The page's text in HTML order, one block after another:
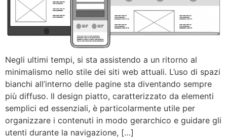
Negli ultimi tempi, si sta assistendo a un ritorno al
minimalismo nello stile dei siti web attuali. L’uso di spazi
bianchi all’interno delle pagine sta diventando sempre
più diffuso. Il design piatto, caratterizzato da elementi
semplici ed essenziali, è particolarmente utile per
organizzare i contenuti in modo gerarchico e guidare gli
utenti durante la navigazione, […]